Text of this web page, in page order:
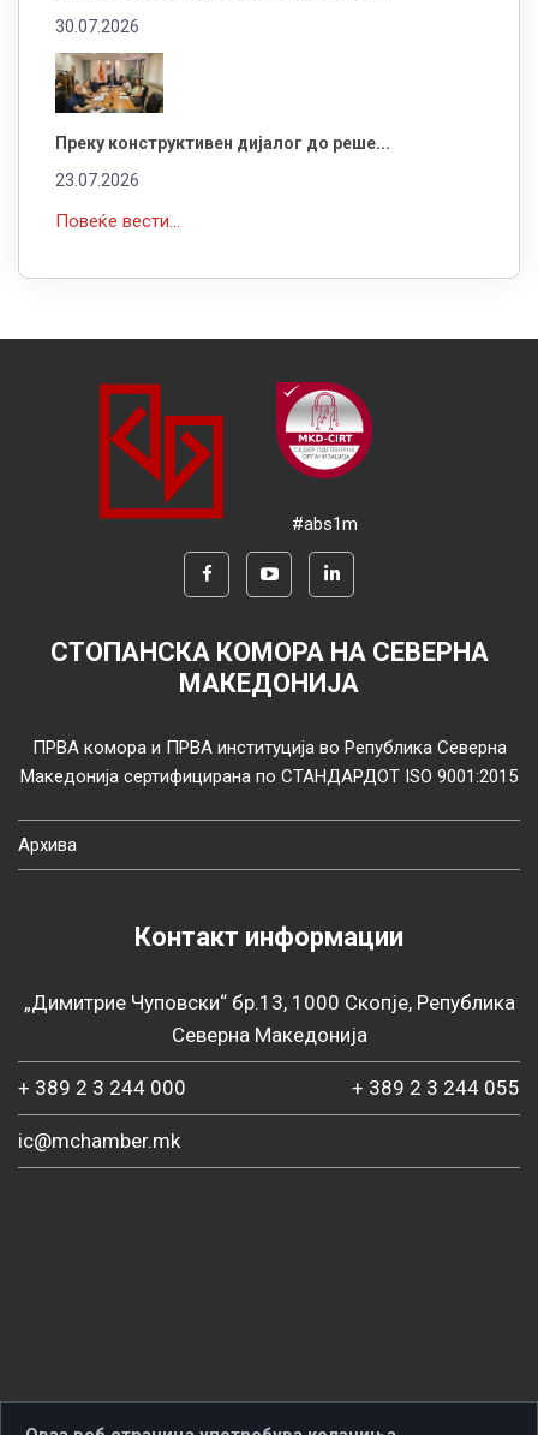
30.07.2026
Преку конструктивен дијалог до реше...
23.07.2026
Повеќе вести...
#abs1m
СТОПАНСКА КОМОРА НА СЕВЕРНА
МАКЕДОНИЈА
ПРВА комора и ПРВА институција во Република Северна
Македонија сертифицирана по СТАНДАРДОТ ISO 9001:2015
Архива
Контакт информации
„Димитрие Чуповски“ бр.13, 1000 Скопје, Република
Северна Македонија
+ 389 2 3 244 000 + 389 2 3 244 055
ic@mchamber.mk